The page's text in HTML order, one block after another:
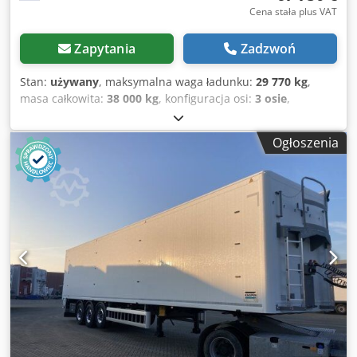
Cena stała plus VAT
Zapytania Zadzwoń
Stan: używany, maksymalna waga ładunku: 29 770 kg,
masa całkowita: 38 000 kg, konfiguracja osi: 3 osie,
06/2024, następna inspekcja (TÜV):
06/2026, długość przestrzeni ładunkowej:11 560 mm,
szerokość przestrzeni ładunkowej:
, wysokość
przestrzeni ładunkowej:
ładunkowej:70 m³ , całkowita szerokość:2 550 mm,
całkowita wysokość:
, Rok budowy: 2024
, H&W (Vreden) AGRAR – naczepa z
ruchomą podłogą, pojemność 70 m³, w pełnej konfiguracji.
Pierwsza rejestracja: 06/2024 Przebieg: 77 648 km Dkedpfx
Ajzmqmrocker Wymiary (dł. x szer. x wys.): 11 560 x 2 480 x
2 360/2 566 mm (konstrukcja stożkowa) Wysokość siodła: od
1250 do 1300 mm Wysokość całkowita: 3900 mm Osie SAF
„Off-Road” z dużymi hamulcami tarczowymi (430 mm)
Układ EBS firmy WABCO z systemem stabilizacji RSS
Podwozie ze stali drobnoziarnistej, ocynkowane ogniowo
Ogłoszenia